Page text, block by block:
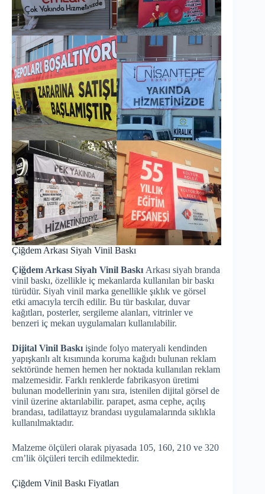
Çiğdem Arkası Siyah Vinil Baskı
Çiğdem Arkası Siyah Vinil Baskı Arkası siyah branda
vinil baskı, özellikle iç mekanlarda kullanılan bir baskı
türüdür. Siyah vinil marka genellikle şıklık ve görsel
etki amacıyla tercih edilir. Bu tür baskılar, duvar
kağıtları, posterler, sergileme alanları, vitrinler ve
benzeri iç mekan uygulamaları kullanılabilir.
Dijital Vinil Baskı işinde folyo materyali kendinden
yapışkanlı alt kısımında koruma kağıdı bulunan reklam
sektöründe hemen hemen her noktada kullanılan reklam
malzemesidir. Farklı renklerde fabrikasyon üretimi
bulunan modellerinin yanı sıra, istenilen dijital görsel de
vinil üzerine aktarılabilir. parapet, asma cephe, açılış
brandası, tadilattayız brandası uygulamalarında sıklıkla
kullanılmaktadır.
Malzeme ölçüleri olarak piyasada 105, 160, 210 ve 320
cm’lik ölçüleri tercih edilmektedir.
Çiğdem Vinil Baskı Fiyatları